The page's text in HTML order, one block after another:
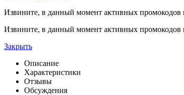
Извините, в данный момент активных промокодов
Извините, в данный момент активных промокодов
Закрыть
Описание
Характеристики
Отзывы
Обсуждения